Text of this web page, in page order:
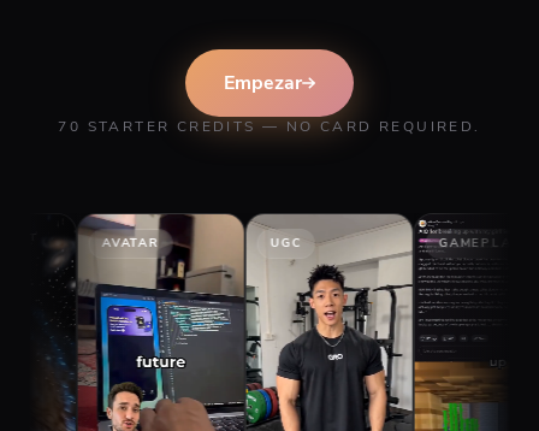
Empezar
70 STARTER CREDITS — NO CARD REQUIRED.
AVATAR UGC GAMEPLAY